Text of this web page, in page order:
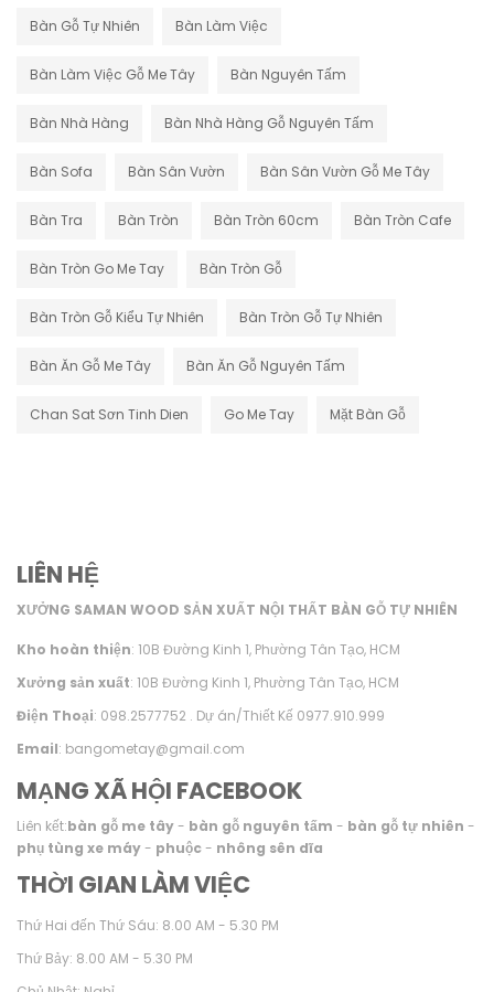
Bàn Gỗ Tự Nhiên Bàn Làm Việc
Bàn Làm Việc Gỗ Me Tây Bàn Nguyên Tấm
Bàn Nhà Hàng Bàn Nhà Hàng Gỗ Nguyên Tấm
Bàn Sofa Bàn Sân Vườn Bàn Sân Vườn Gỗ Me Tây
Bàn Tra Bàn Tròn Bàn Tròn 60cm Bàn Tròn Cafe
Bàn Tròn Go Me Tay Bàn Tròn Gỗ
Bàn Tròn Gỗ Kiểu Tự Nhiên Bàn Tròn Gỗ Tự Nhiên
Bàn Ăn Gỗ Me Tây Bàn Ăn Gỗ Nguyên Tấm
Chan Sat Sơn Tinh Dien Go Me Tay Mặt Bàn Gỗ
LIÊN HỆ
XƯỞNG SAMAN WOOD SẢN XUẤT NỘI THẤT BÀN GỖ TỰ NHIÊN
Kho hoàn thiện: 10B Đường Kinh 1, Phường Tân Tạo, HCM
Xưởng sản xuất: 10B Đường Kinh 1, Phường Tân Tạo, HCM
Điện Thoại: 098.2577752 . Dự án/Thiết Kế 0977.910.999
Email: bangometay@gmail.com
MẠNG XÃ HỘI FACEBOOK
Liên kết:bàn gỗ me tây- bàn gỗ nguyên tấm - bàn gỗ tự nhiên -
phụ tùng xe máy- phuộc- nhông sên dĩa
THỜI GIAN LÀM VIỆC
Thứ Hai đến Thứ Sáu: 8.00 AM - 5.30 PM
Thứ Bảy: 8.00 AM - 5.30 PM